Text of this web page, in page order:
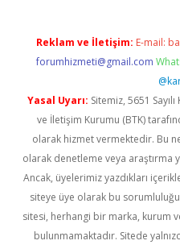
Reklam ve İletişim: E-mail:
forumhizmeti@gmail.com
Yasal Uyarı: Sitemiz, 5651
ve İletişim Kurumu (BTK)
olarak hizmet vermektedir. Bu
olarak denetleme veya araştırma
Ancak, üyelerimiz yazdıkları
siteye üye olarak bu
sitesi, herhangi bir marka, kurum
bulunmamaktadır. Sitede